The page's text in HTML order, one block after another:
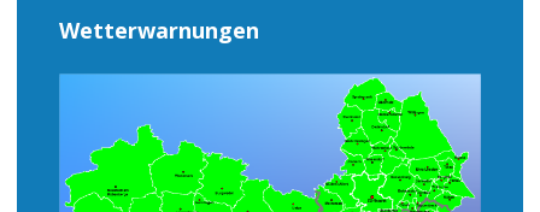
Wetterwarnungen